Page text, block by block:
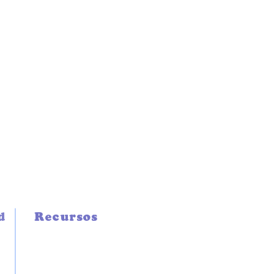
Recursos